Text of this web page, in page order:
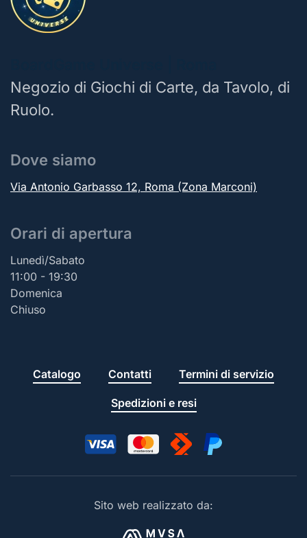
Negozio di Giochi di Carte, da Tavolo, di
Ruolo.
Dove siamo
Via Antonio Garbasso 12, Roma (Zona Marconi)
Orari di apertura
Lunedì/Sabato
11:00 - 19:30
Domenica
Chiuso
Catalogo Contatti Termini di servizio
Spedizioni e resi
Sito web realizzato da: